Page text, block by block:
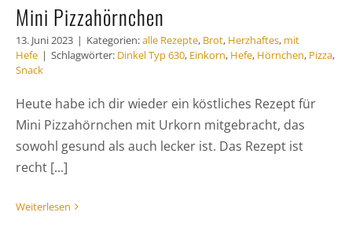
Mini Pizzahörnchen
13. Juni 2023 | Kategorien:alle Rezepte, Brot, Herzhaftes, mit
Hefe | Schlagwörter: Dinkel Typ 630, Einkorn, Hefe, Hörnchen, Pizza,
Snack
Heute habe ich dir wieder ein köstliches Rezept für
Mini Pizzahörnchen mit Urkorn mitgebracht, das
sowohl gesund als auch lecker ist. Das Rezept ist
recht [...]
Weiterlesen